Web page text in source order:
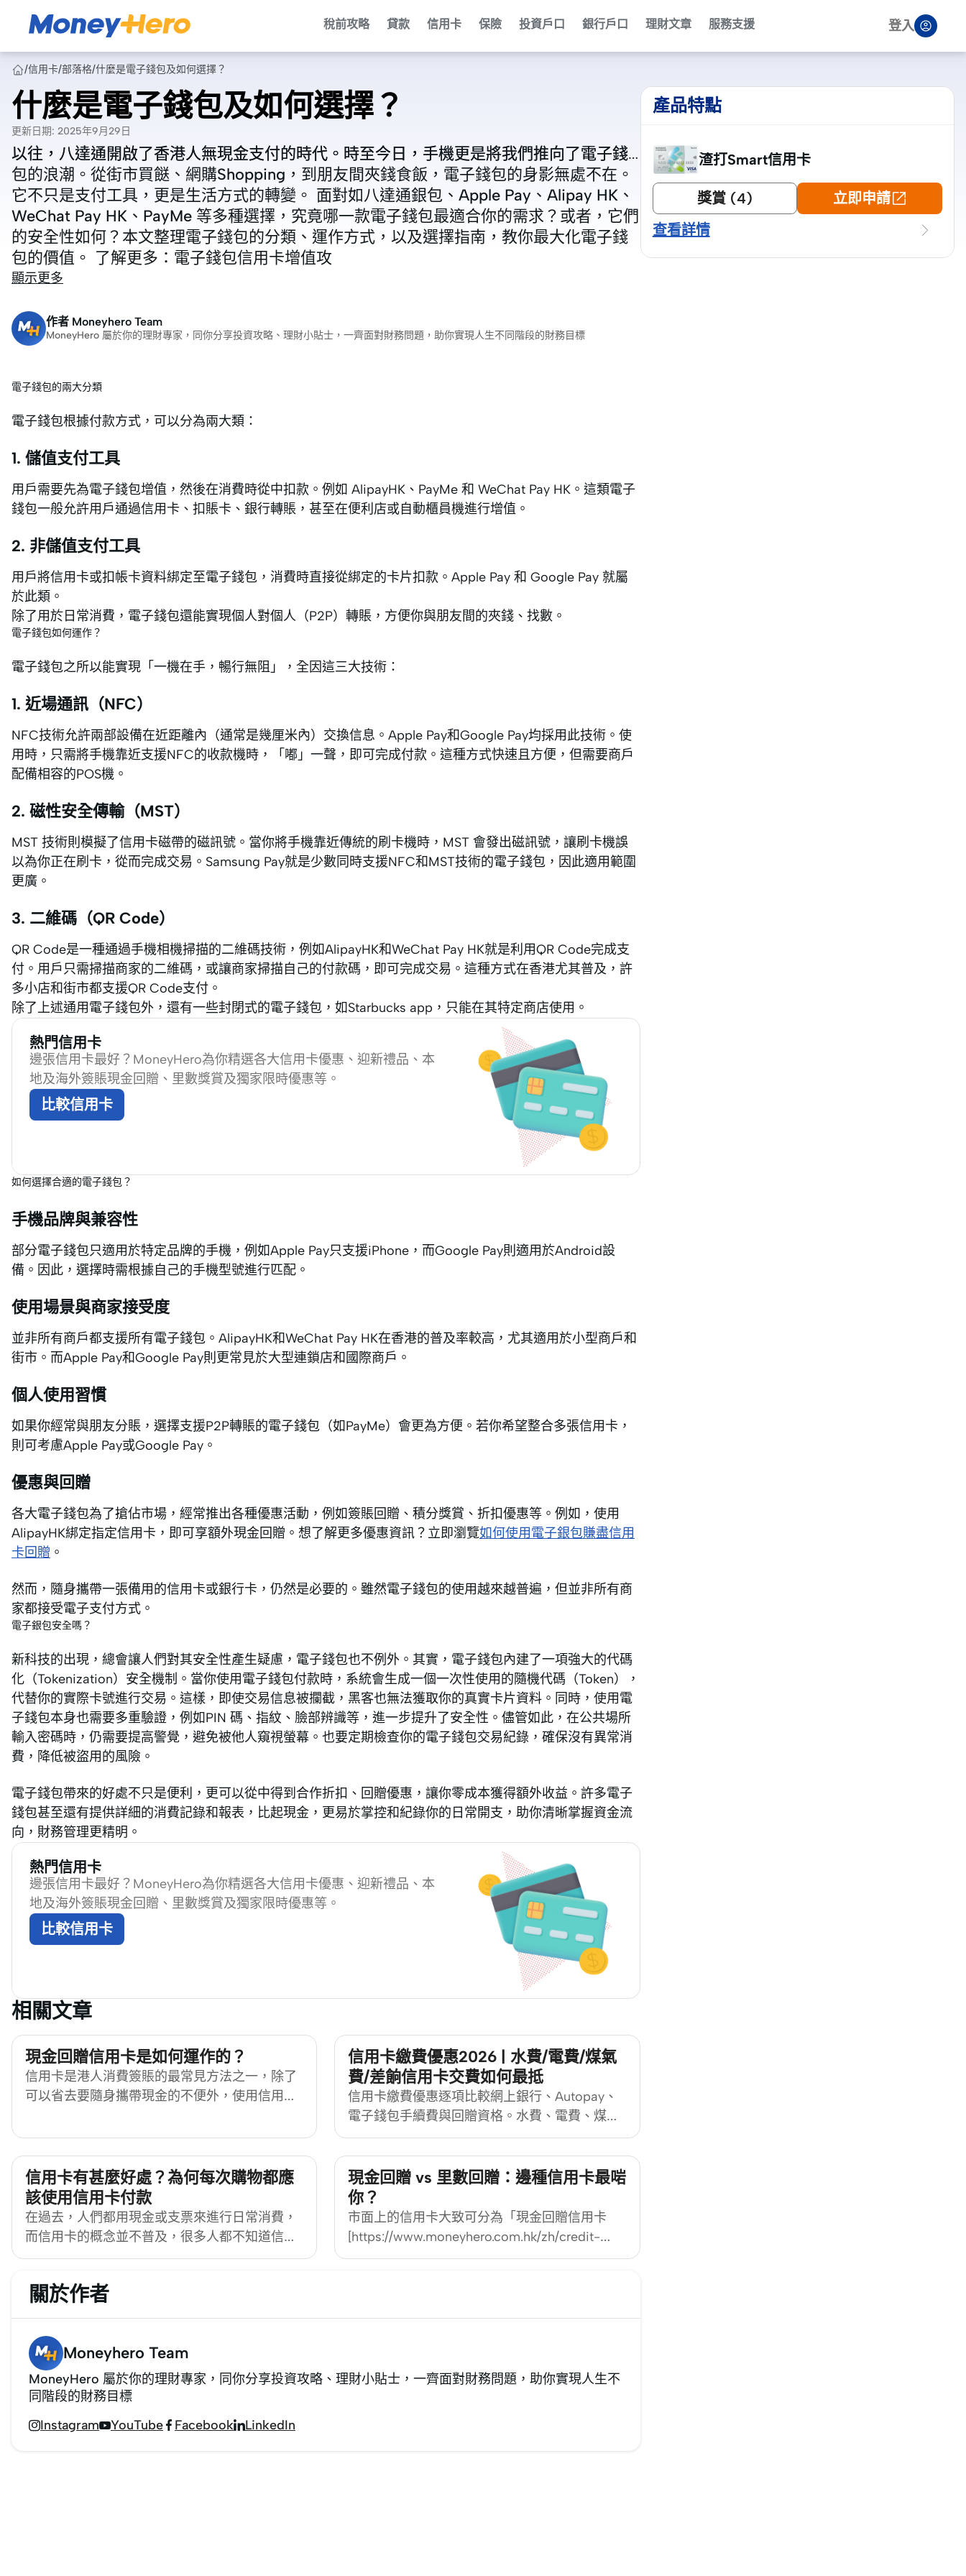
稅前攻略 貸款 信用卡 保險 投資戶口 銀行戶口 理財文章 服務支援 登入
/信用卡/部落格/什麼是電子錢包及如何選擇？
什麼是電子錢包及如何選擇？
更新日期: 2025年9月29日
以往，八達通開啟了香港人無現金支付的時代。時至今日，手機更是將我們推向了電子錢
包的浪潮。從街市買餸、網購Shopping，到朋友間夾錢食飯，電子錢包的身影無處不在。
它不只是支付工具，更是生活方式的轉變。 面對如八達通銀包、Apple Pay、Alipay HK、
WeChat Pay HK、PayMe 等多種選擇，究竟哪一款電子錢包最適合你的需求？或者，它們
的安全性如何？本文整理電子錢包的分類、運作方式，以及選擇指南，教你最大化電子錢
包的價值。 了解更多：電子錢包信用卡增值攻
以往，八達通開啟了香港人無現金支付的時代。時至今日，手機更是將我們推向了電子錢
包的浪潮。從街市買餸、網購Shopping，到朋友間夾錢食飯，電子錢包的身影無處不在。
它不只是支付工具，更是生活方式的轉變。 面對如八達通銀包、Apple Pay、Alipay HK、
WeChat Pay HK、PayMe 等多種選擇，究竟哪一款電子錢包最適合你的需求？或者，它們
的安全性如何？本文整理電子錢包的分類、運作方式，以及選擇指南，教你最大化電子錢
包的價值。 了解更多：電子錢包信用卡增值攻
顯示更多
作者 Moneyhero Team
MoneyHero 屬於你的理財專家，同你分享投資攻略、理財小貼士，一齊面對財務問題，助你實現人生不同階段的財務目標
電子錢包的兩大分類
電子錢包根據付款方式，可以分為兩大類：
1. 儲值支付工具
用戶需要先為電子錢包增值，然後在消費時從中扣款。​例如 AlipayHK、PayMe 和 WeChat Pay HK。​這類電子
錢包一般允許用戶通過信用卡、扣賬卡、銀行轉賬，甚至在便利店或自動櫃員機進行增值。
2. 非儲值支付工具
用戶將信用卡或扣帳卡資料綁定至電子錢包，消費時直接從綁定的卡片扣款。​Apple Pay 和 Google Pay 就屬
於此類。​
除了用於日常消費，電子錢包還能實現個人對個人（P2P）轉賬，方便你與朋友間的夾錢、找數。
電子錢包如何運作？
電子錢包之所以能實現「一機在手，暢行無阻」，全因這三大技術：
1. 近場通訊（NFC）
NFC技術允許兩部設備在近距離內（通常是幾厘米內）交換信息。Apple Pay和Google Pay均採用此技術。使
用時，只需將手機靠近支援NFC的收款機時，「嘟」一聲，即可完成付款。這種方式快速且方便，但需要商戶
配備相容的POS機。
2. 磁性安全傳輸（MST）
MST 技術則模擬了信用卡磁帶的磁訊號。當你將手機靠近傳統的刷卡機時，MST 會發出磁訊號，讓刷卡機誤
以為你正在刷卡，從而完成交易。Samsung Pay就是少數同時支援NFC和MST技術的電子錢包，因此適用範圍
更廣。
3. 二維碼（QR Code）
QR Code是一種通過手機相機掃描的二維碼技術，例如AlipayHK和WeChat Pay HK就是利用QR Code完成支
付。用戶只需掃描商家的二維碼，或讓商家掃描自己的付款碼，即可完成交易。這種方式在香港尤其普及，許
多小店和街市都支援QR Code支付。
除了上述通用電子錢包外，還有一些封閉式的電子錢包，如Starbucks app，只能在其特定商店使用。
熱門信用卡
邊張信用卡最好？MoneyHero為你精選各大信用卡優惠、迎新禮品、本
地及海外簽賬現金回贈、里數獎賞及獨家限時優惠等。
比較信用卡
如何選擇合適的電子錢包？
手機品牌與兼容性
部分電子錢包只適用於特定品牌的手機，例如Apple Pay只支援iPhone，而Google Pay則適用於Android設
備。因此，選擇時需根據自己的手機型號進行匹配。
使用場景與商家接受度
並非所有商戶都支援所有電子錢包。AlipayHK和WeChat Pay HK在香港的普及率較高，尤其適用於小型商戶和
街市。而Apple Pay和Google Pay則更常見於大型連鎖店和國際商戶。
個人使用習慣
如果你經常與朋友分賬，選擇支援P2P轉賬的電子錢包（如PayMe）會更為方便。若你希望整合多張信用卡，
則可考慮Apple Pay或Google Pay。
優惠與回贈
各大電子錢包為了搶佔市場，經常推出各種優惠活動，例如簽賬回贈、積分獎賞、折扣優惠等。例如，使用
AlipayHK綁定指定信用卡，即可享額外現金回贈。想了解更多優惠資訊？立即瀏覽如何使用電子銀包賺盡信用
卡回贈 。
然而，隨身攜帶一張備用的信用卡或銀行卡，仍然是必要的。雖然電子錢包的使用越來越普遍，但並非所有商
家都接受電子支付方式。
電子銀包安全嗎？
新科技的出現，總會讓人們對其安全性產生疑慮，電子錢包也不例外。其實，電子錢包內建了一項強大的代碼
化（Tokenization）安全機制。當你使用電子錢包付款時，系統會生成一個一次性使用的隨機代碼（Token），
代替你的實際卡號進行交易。​這樣，即使交易信息被攔截，黑客也無法獲取你的真實卡片資料。同時，使用電
子錢包本身也需要多重驗證，例如PIN 碼、指紋、臉部辨識等，進一步提升了安全性。儘管如此，在公共場所
輸入密碼時，仍需要提高警覺，避免被他人窺視螢幕。也要定期檢查你的電子錢包交易紀錄，確保沒有異常消
費，降低被盜用的風險。
電子錢包帶來的好處不只是便利，更可以從中得到合作折扣、回贈優惠，讓你零成本獲得額外收益。許多電子
錢包甚至還有提供詳細的消費記錄和報表，比起現金，更易於掌控和紀錄你的日常開支，助你清晰掌握資金流
向，財務管理更精明。
熱門信用卡
邊張信用卡最好？MoneyHero為你精選各大信用卡優惠、迎新禮品、本
地及海外簽賬現金回贈、里數獎賞及獨家限時優惠等。
比較信用卡
相關文章
現金回贈信用卡是如何運作的？
信用卡是港人消費簽賬的最常見方法之一，除了
可以省去要隨身攜帶現金的不便外，使用信用卡
指定的消費類別簽賬亦可享有更高的回贈獎賞，
簽得越多、賺得越多。如果你是初次接觸信用
卡，也許會好奇究竟現金回贈信用卡是如何運作
的呢？信用卡現金回贈又可以點用？以下為你一
一講解！
信用卡繳費優惠2026 | 水費/電費/煤氣
費/差餉信用卡交費如何最抵
信用卡繳費優惠逐項比較網上銀行、Autopay、
電子錢包手續費與回贈資格。水費、電費、煤氣
費及差餉都可以電子方式繳交，但「接受信用
卡」不等於「一定有信用卡繳費回贈」。同一張
卡經網上銀行、信用卡自動轉賬（Autopay）、
電子錢包或第三方繳費服務付款，交易分類、手
續費及獎賞資格可以完全不同。MoneyHero 按
最新官方資料整理信用卡交電費、信用卡交水電
信用卡有甚麼好處？為何每次購物都應
該使用信用卡付款
在過去，人們都用現金或支票來進行日常消費，
而信用卡的概念並不普及，很多人都不知道信用
卡是什麼，少數擁有信用卡的消費者也只會使用
乎隨處可用，有些人甚至完全不攜帶現金出街。
信用卡的好處主要有4點，它不僅 1）較現金安
全，且較扣帳卡（Debit Card）提供更強的防欺
詐保護；2）你可以在不改變消費習慣的情況下
賺取豐厚的獎勵；3）助你更容易追蹤你的支出
狀況，以及4）助你以最簡單的方法、快速地建
外，你只需要按照日常方式消費，並在每月全額
現金回贈 vs 里數回贈：邊種信用卡最啱
你？
市面上的信用卡大致可分為「現金回贈信用卡
[https://www.moneyhero.com.hk/zh/credit-
card/comparison/best-cashback-credit-
card/comparison/best-air-miles-credit-
賬或兌換機票。但除此之外，其實以上兩種不同
關於作者
Moneyhero Team
MoneyHero 屬於你的理財專家，同你分享投資攻略、理財小貼士，一齊面對財務問題，助你實現人生不
同階段的財務目標
InstagramYouTube  FacebookLinkedIn
產品特點
渣打Smart信用卡
獎賞 (4)
立即申請
查看詳情
